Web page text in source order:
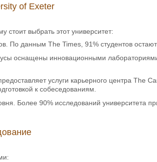
of Exeter
стоит выбрать этот университет:
По данным The Times, 91% студентов
оснащены инновационными
услуги карьерного центра The
к собеседованиям.
Более 90% исследований университета